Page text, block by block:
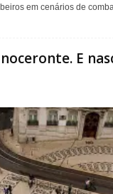
em cenários de
E